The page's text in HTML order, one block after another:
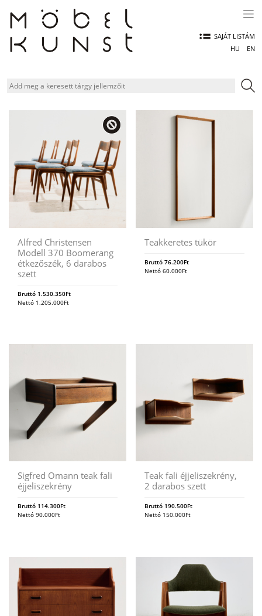
content
SAJÁT LISTÁM
HU
EN
Alfred Christensen
Modell 370 Boomerang
étkezőszék, 6 darabos
szett
Bruttó 1.530.350Ft
Nettó 1.205.000Ft
Teakkeretes tükör
Bruttó76.200Ft
Nettó60.000Ft
Sigfred Omann teak fali
éjjeliszekrény
Bruttó 114.300Ft
Nettó 90.000Ft
Teak fali éjjeliszekrény,
2 darabos szett
Bruttó 190.500Ft
Nettó 150.000Ft